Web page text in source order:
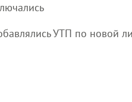
УТП по новой